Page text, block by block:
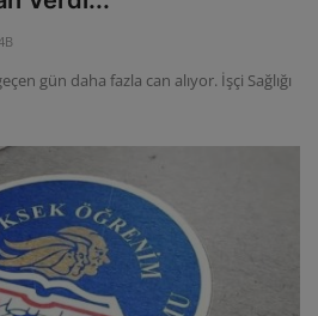
gün daha fazla can alıyor. İşçi Sağlığı